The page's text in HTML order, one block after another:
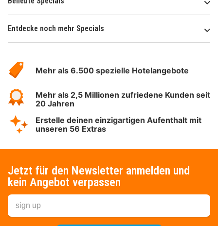
Entdecke noch mehr Specials
Hotelspecials
Mehr als 6.500 spezielle Hotelangebote
Mehr als 2,5 Millionen zufriedene Kunden seit
20 Jahren
Erstelle deinen einzigartigen Aufenthalt mit
unseren 56 Extras
Jetzt für den Newsletter anmelden und
kein Angebot verpassen